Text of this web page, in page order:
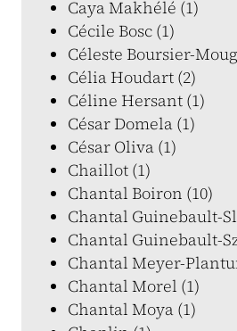
Caya Makhélé (1)
Cécile Bosc (1)
Céleste Boursier-
Célia Houdart (2)
Céline Hersant (1)
César Domela (1)
César Oliva (1)
Chaillot (1)
Chantal Boiron (10)
Chantal Guinebault-
Chantal Guinebault-
Chantal Meyer-
Chantal Morel (1)
Chantal Moya (1)